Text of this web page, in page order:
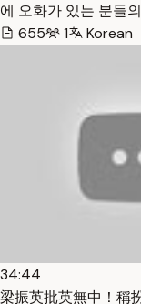
에 오화가 있는 분들
655
1 Korean
34:44
梁振英批英無中！稱